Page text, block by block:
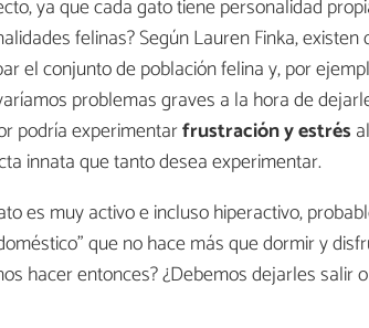
ya que cada gato tiene personalidad
felinas? Según Lauren Finka,
el conjunto de población felina y, por
problemas graves a la hora de
podría experimentarfrustración y estrés
innata que tanto desea experimentar.
es muy activo e incluso hiperactivo,
que no hace más que dormir y
hacer entonces? ¿Debemos dejarles salir